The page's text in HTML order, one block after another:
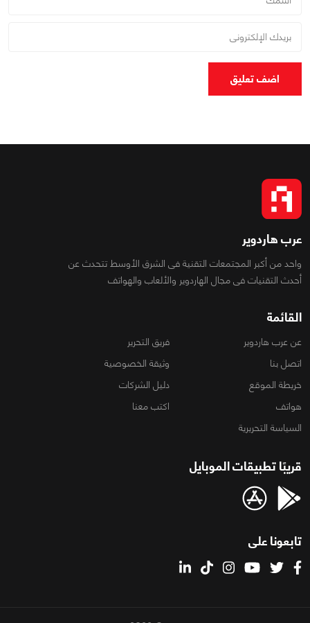
اضف تعليق
عرب هاردوير
واحد من أكبر المجتمعات التقنية فى الشرق الأوسط تتحدث عن
أحدث التقنيات فى مجال الهاردوير والألعاب والهواتف
القائمة
عن عرب هاردوير
فريق التحرير
اتصل بنا
وثيقة الخصوصية
خريطة الموقع
دليل الشركات
هواتف
اكتب معنا
السياسة التحريرية
قريبًا تطبيقات الموبايل
تابعونا على